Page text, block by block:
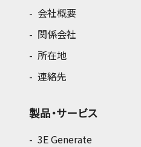
会社概要
関係会社
所在地
連絡先
製品・サービス
3E Generate